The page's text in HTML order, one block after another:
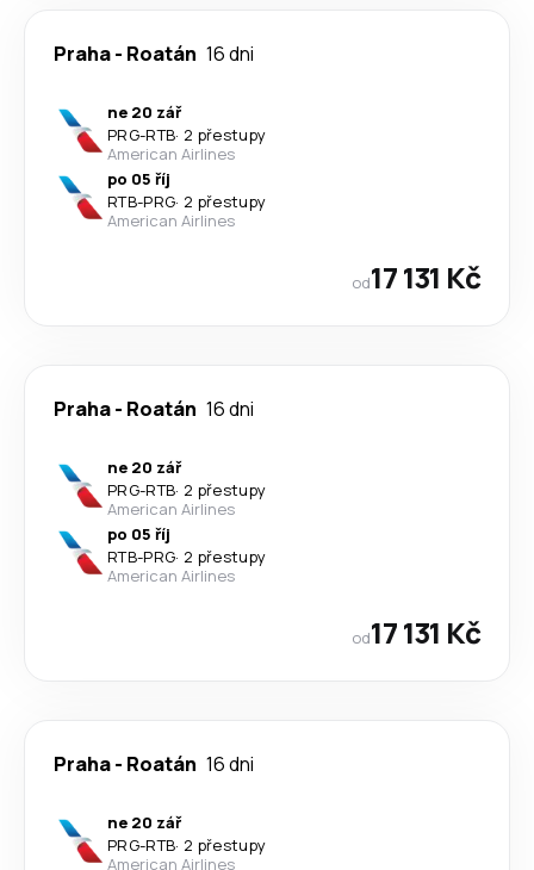
Praha- Roatán 16 dni
ne 20 zář
PRG-RTB· 2 přestupy
American Airlines
po 05 říj
RTB-PRG· 2 přestupy
American Airlines
od17 131 Kč
Praha- Roatán 16 dni
ne 20 zář
PRG-RTB· 2 přestupy
American Airlines
po 05 říj
RTB-PRG· 2 přestupy
American Airlines
od17 131 Kč
Praha- Roatán 16 dni
ne 20 zář
PRG-RTB· 2 přestupy
American Airlines